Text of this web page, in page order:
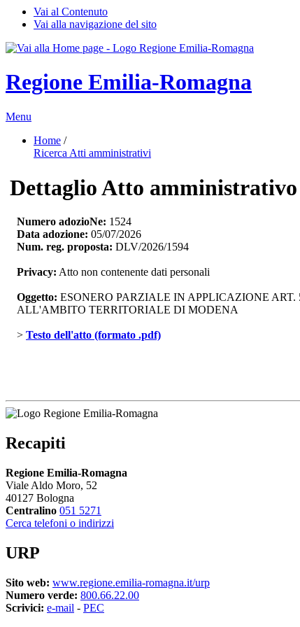
Vai al Contenuto
Vai alla navigazione del sito
Regione Emilia-Romagna
Menu
Home /
Ricerca Atti amministrativi
Dettaglio Atto amministrativo
Numero adozioNe: 1524
Data adozione: 05/07/2026
Num. reg. proposta: DLV/2026/1594
Privacy: Atto non contenente dati personali
Oggetto: ESONERO PARZIALE IN APPLICAZIONE
ALL'AMBITO TERRITORIALE DI MODENA
> Testo dell'atto (formato .pdf)
Recapiti
Regione Emilia-Romagna
Viale Aldo Moro, 52
40127 Bologna
Centralino 051 5271
Cerca telefoni o indirizzi
URP
Sito web: www.regione.emilia-romagna.it/urp
Numero verde: 800.66.22.00
Scrivici: e-mail - PEC